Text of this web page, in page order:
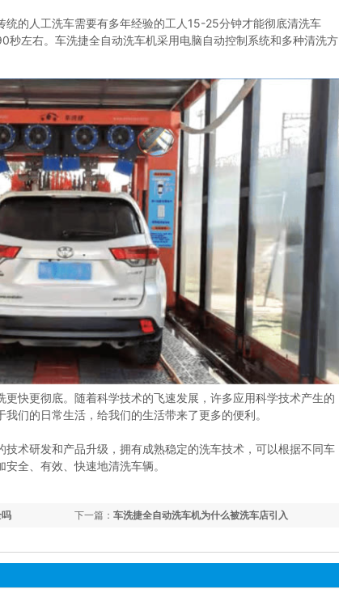
的人工洗车需要有多年经验的工人15-25分钟才能彻底清洗车
秒左右。车洗捷全自动洗车机采用电脑自动控制系统和多种清洗方
快更彻底。随着科学技术的飞速发展，许多应用科学技术产生的
们的日常生活，给我们的生活带来了更多的便利。
术研发和产品升级，拥有成熟稳定的洗车技术，可以根据不同车
全、有效、快速地清洗车辆。
下一篇： 车洗捷全自动洗车机为什么被洗车店引入